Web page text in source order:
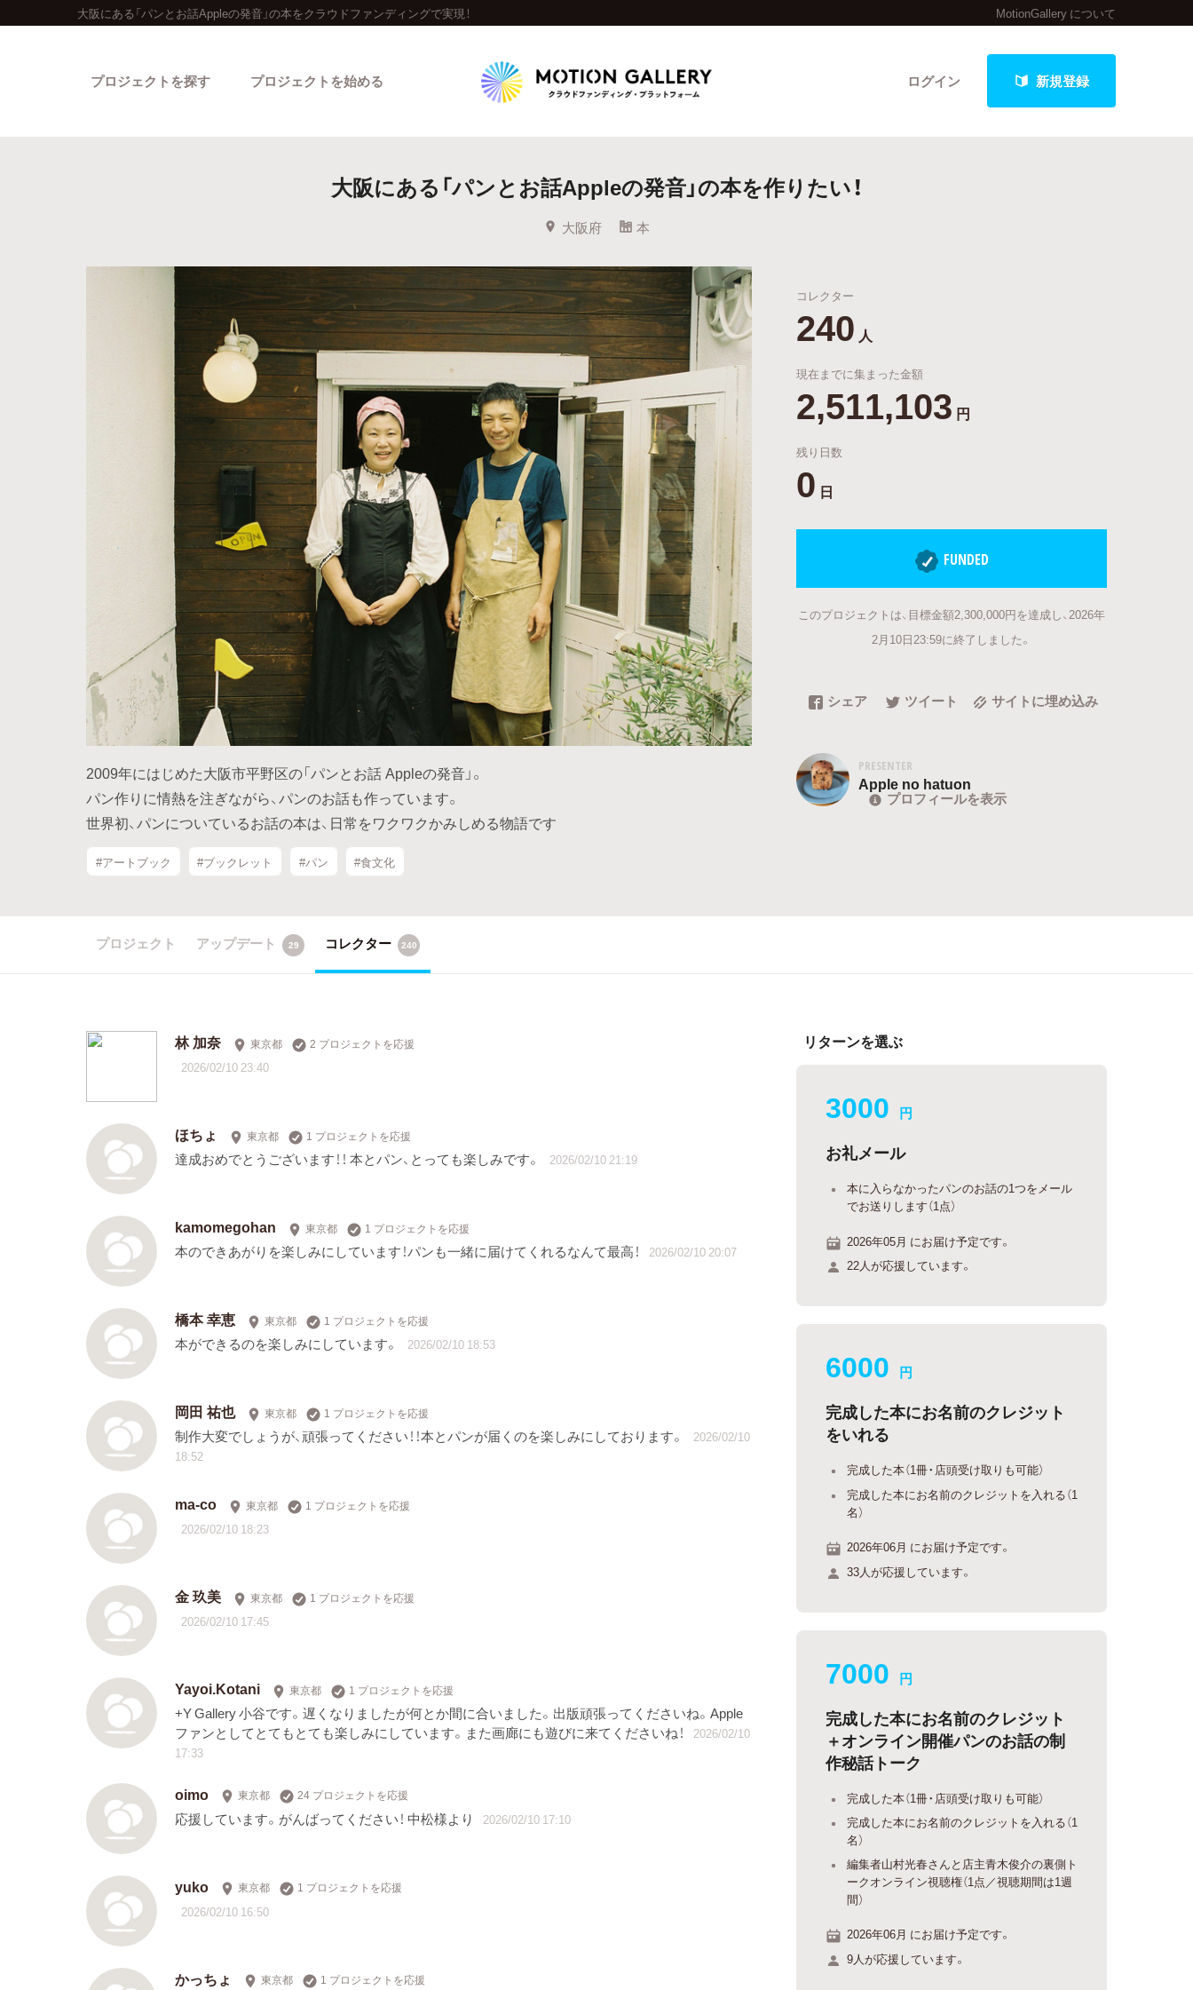
大阪にある「パンとお話Appleの発音」の本をクラウドファンディングで実現！ MotionGallery について
ログイン 新規登録
プロジェクトを探す
人気のプロジェクト 新着プロジェクト 終了間近のプロジェクト
Feature
カテゴリーから探す タグから探す キュレーターから探す 特集から探す 最新進捗報告から探す
Legendary
最新達成プロジェクト 調達額が大きいプロジェクト
プロジェクトを始める
大阪にある「パンとお話Appleの発音」の本を作りたい！
大阪府 本
2009年にはじめた大阪市平野区の「パンとお話 Appleの発音」。
パン作りに情熱を注ぎながら、パンのお話も作っています。
世界初、パンについているお話の本は、日常をワクワクかみしめる物語です
#アートブック #ブックレット #パン #食文化
コレクター
240 人
現在までに集まった金額
2,511,103 円
残り日数
0 日
FUNDED
このプロジェクトは、目標金額2,300,000円を達成し、2026年
2月10日23:59に終了しました。
シェア ツイート サイトに埋め込み
PRESENTER
Apple no hatuon
プロフィールを表示
プロジェクト アップデート 29 コレクター 240
林 加奈 東京都 2 プロジェクトを応援
2026/02/10 23:40
ほちょ 東京都 1 プロジェクトを応援
達成おめでとうございます！！ 本とパン、とっても楽しみです。 2026/02/10 21:19
kamomegohan 東京都 1 プロジェクトを応援
本のできあがりを楽しみにしています！パンも一緒に届けてくれるなんて最高！ 2026/02/10 20:07
橋本 幸恵 東京都 1 プロジェクトを応援
本ができるのを楽しみにしています。 2026/02/10 18:53
岡田 祐也 東京都 1 プロジェクトを応援
制作大変でしょうが、頑張ってください！！本とパンが届くのを楽しみにしております。
2026/02/10
18:52
ma-co 東京都 1 プロジェクトを応援
2026/02/10 18:23
金 玖美 東京都 1 プロジェクトを応援
2026/02/10 17:45
Yayoi.Kotani 東京都 1 プロジェクトを応援
+Y Gallery 小谷です。遅くなりましたが何とか間に合いました。出版頑張ってくださいね。Apple
ファンとしてとてもとても楽しみにしています。また画廊にも遊びに来てくださいね！
2026/02/10
17:33
oimo 東京都 24 プロジェクトを応援
応援しています。がんばってください！ 中松様より 2026/02/10 17:10
yuko 東京都 1 プロジェクトを応援
2026/02/10 16:50
かっちょ 東京都 1 プロジェクトを応援
リターンを選ぶ
3000 円
お礼メール
本に入らなかったパンのお話の1つをメール
でお送りします（1点）
2026年05月 にお届け予定です。
22人が応援しています。
6000 円
完成した本にお名前のクレジット
をいれる
完成した本（1冊・店頭受け取りも可能）
完成した本にお名前のクレジットを入れる（1
名）
2026年06月 にお届け予定です。
33人が応援しています。
7000 円
完成した本にお名前のクレジット
＋オンライン開催パンのお話の制
作秘話トーク
完成した本（1冊・店頭受け取りも可能）
完成した本にお名前のクレジットを入れる（1
名）
編集者山村光春さんと店主青木俊介の裏側ト
ークオンライン視聴権（1点／視聴期間は1週
間）
2026年06月 にお届け予定です。
9人が応援しています。